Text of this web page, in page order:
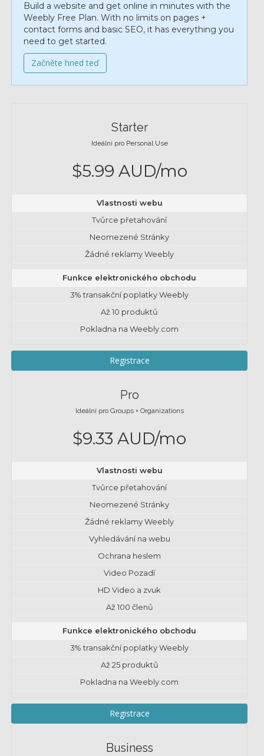
Build a website and get online in minutes with the
Weebly Free Plan. With no limits on pages +
contact forms and basic SEO, it has everything you
need to get started.
Začněte hned teď
Starter
Ideální pro Personal Use
$5.99 AUD/mo
Vlastnosti webu
Tvůrce přetahování
Neomezené Stránky
Žádné reklamy Weebly
Funkce elektronického obchodu
3% transakční poplatky Weebly
Až 10 produktů
Pokladna na Weebly.com
Registrace
Pro
Ideální pro Groups + Organizations
$9.33 AUD/mo
Vlastnosti webu
Tvůrce přetahování
Neomezené Stránky
Žádné reklamy Weebly
Vyhledávání na webu
Ochrana heslem
Video Pozadí
HD Video a zvuk
Až 100 členů
Funkce elektronického obchodu
3% transakční poplatky Weebly
Až 25 produktů
Pokladna na Weebly.com
Registrace
Business